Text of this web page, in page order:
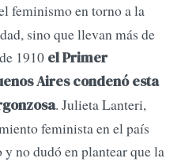
feminismo en torno a la
sino que llevan más de
1910 el Primer
Aires condenó esta
. Julieta Lanteri,
feminista en el país
no dudó en plantear que la